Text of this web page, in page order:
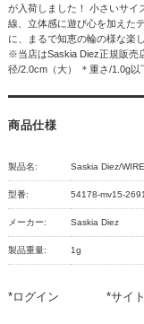
が入荷しました！ 小さいサイ
線、立体感に遊び心を加えた
に、まるで知恵の輪の様な楽
※当店はSaskia Diez正規販売
径/2.0cm（大） ＊重さ/1.0g
商品仕様
製品名: Saskia Diez/
型番: 54178-mv15-
メーカー: Saskia Diez
製品重量: 1g
*ログイン *サイ